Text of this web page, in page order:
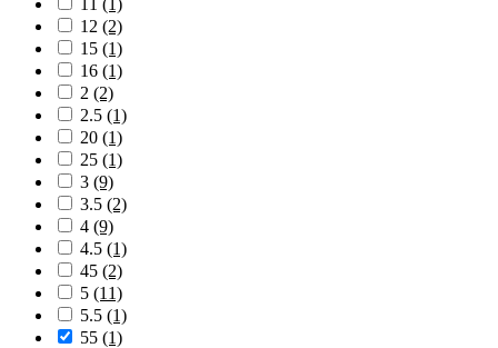
(1)
12 (2)
15 (1)
16 (1)
2 (2)
2.5 (1)
20 (1)
25 (1)
3 (9)
3.5 (2)
4 (9)
4.5 (1)
45 (2)
5 (11)
5.5 (1)
55 (1)